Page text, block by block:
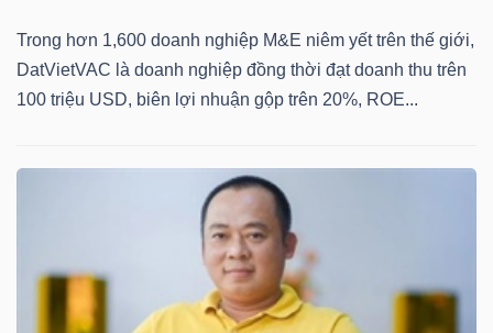
Trong hơn 1,600 doanh nghiệp M&E niêm yết trên thế giới,
DatVietVAC là doanh nghiệp đồng thời đạt doanh thu trên
100 triệu USD, biên lợi nhuận gộp trên 20%, ROE...
DÙNG